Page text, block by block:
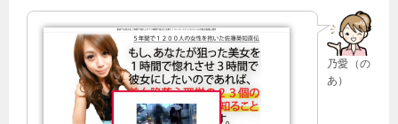
乃愛（の
あ）